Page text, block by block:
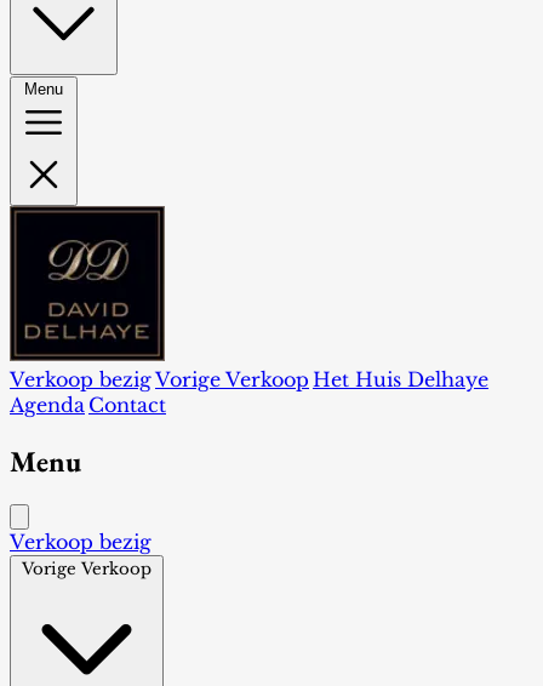
Menu
Verkoop bezigVorige Verkoop Het Huis Delhaye
Agenda Contact
Menu
Verkoop bezig
Vorige Verkoop